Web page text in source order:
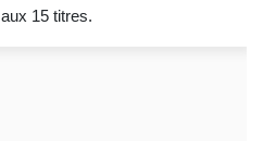
aux 15 titres.